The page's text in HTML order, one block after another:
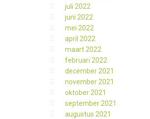
juli 2022
juni 2022
mei 2022
april 2022
maart 2022
februari 2022
december 2021
november 2021
oktober 2021
september 2021
augustus 2021